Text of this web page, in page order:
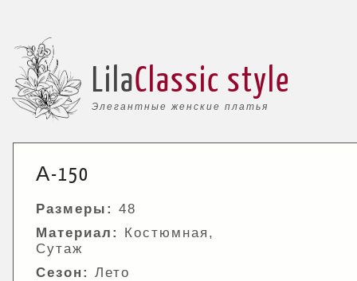
Элегантные женские платья
LilaClassic style
А-150
Размеры: 48
Материал:
Костюмная,
Сутаж
Сезон: Лето